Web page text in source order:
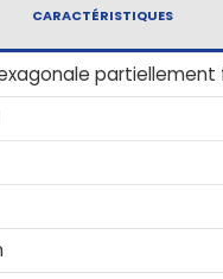
CARACTÉRISTIQUES
partiellement